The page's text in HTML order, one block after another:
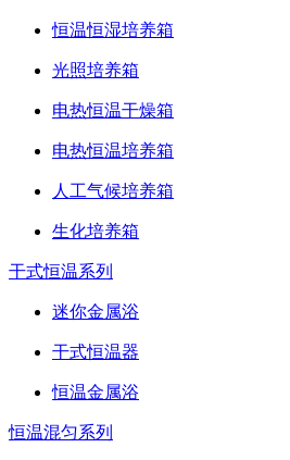
恒温恒湿培养箱
光照培养箱
电热恒温干燥箱
电热恒温培养箱
人工气候培养箱
生化培养箱
干式恒温系列
迷你金属浴
干式恒温器
恒温金属浴
恒温混匀系列